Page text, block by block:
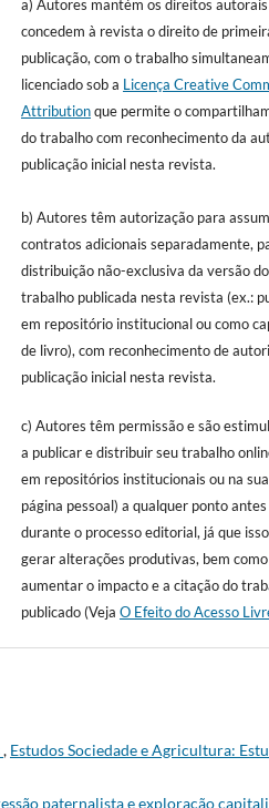
a) Autores mantém os direitos
concedem à revista o direito de
publicação, com o trabalho
licenciado sob a Licença Creative
Attributionque permite o
do trabalho com reconhecimento da
publicação inicial nesta revista.
b) Autores têm autorização para
contratos adicionais separadamente,
distribuição não-exclusiva da versão do
trabalho publicada nesta revista (ex.:
em repositório institucional ou como
de livro), com reconhecimento de
publicação inicial nesta revista.
c) Autores têm permissão e são
a publicar e distribuir seu trabalho
em repositórios institucionais ou na sua
página pessoal) a qualquer ponto
durante o processo editorial, já que
gerar alterações produtivas, bem como
aumentar o impacto e a citação do
publicado (VejaO Efeito do Acesso
, Estudos Sociedade e Agricultura:
paternalista e exploração